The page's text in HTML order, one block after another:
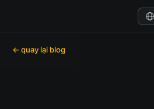
← quay lại blog